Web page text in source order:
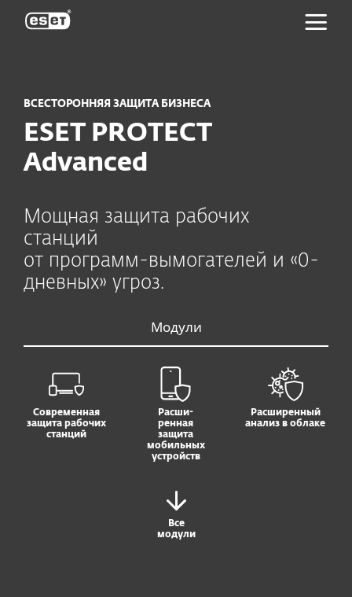
ВСЕСТОРОННЯЯ ЗАЩИТА БИЗНЕСА
ESET PROTECT
Advanced
Мощная защита рабочих
станций
от программ-вымогателей и «0-
дневных» угроз.
Модули
Современная
защита рабочих
станций
Расши-
ренная
защита
мобильных
устройств
Расширенный
анализ в облаке
Все
модули
ESET